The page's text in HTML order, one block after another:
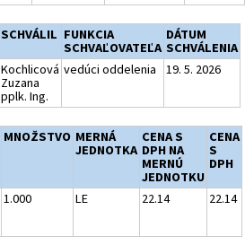
SCHVÁLIL FUNKCIA
SCHVAĽOVATEĽA
DÁTUM
SCHVÁLENIA
Kochlicová
Zuzana
pplk. Ing.
vedúci oddelenia 19. 5. 2026
MNOŽSTVO MERNÁ
JEDNOTKA
CENA S
DPH NA
MERNÚ
JEDNOTKU
CENA
S
DPH
1.000 LE 22.14 22.14